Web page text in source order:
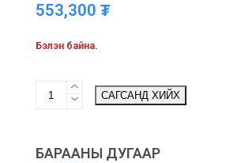
553,300 ₮
Бэлэн байна.
CarpetPro
Cleaner
-
САГСАНД ХИЙХ
БАРААНЫ ДУГААР